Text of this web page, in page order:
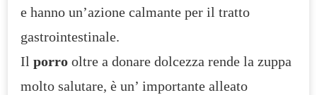
e hanno un’azione calmante per il tratto
gastrointestinale.
Il porro oltre a donare dolcezza rende la zuppa
molto salutare, è un’ importante alleato